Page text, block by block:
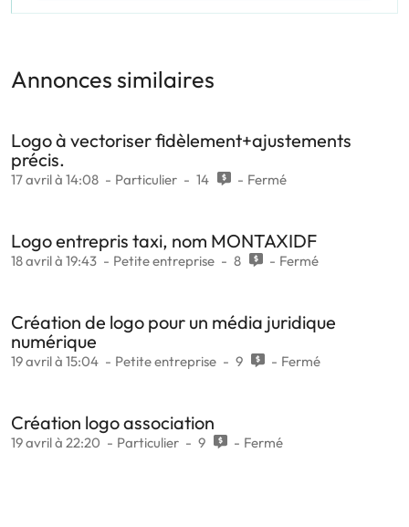
Annonces similaires
Logo à vectoriser fidèlement+ajustements
précis.
17 avril à 14:08 Particulier 14 Fermé
Logo entrepris taxi, nom MONTAXIDF
18 avril à 19:43 Petite entreprise 8 Fermé
Création de logo pour un média juridique
numérique
19 avril à 15:04 Petite entreprise 9 Fermé
Création logo association
19 avril à 22:20 Particulier 9 Fermé